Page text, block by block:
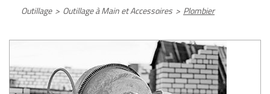
Outillage > Outillage à Main et Accessoires > Plombier